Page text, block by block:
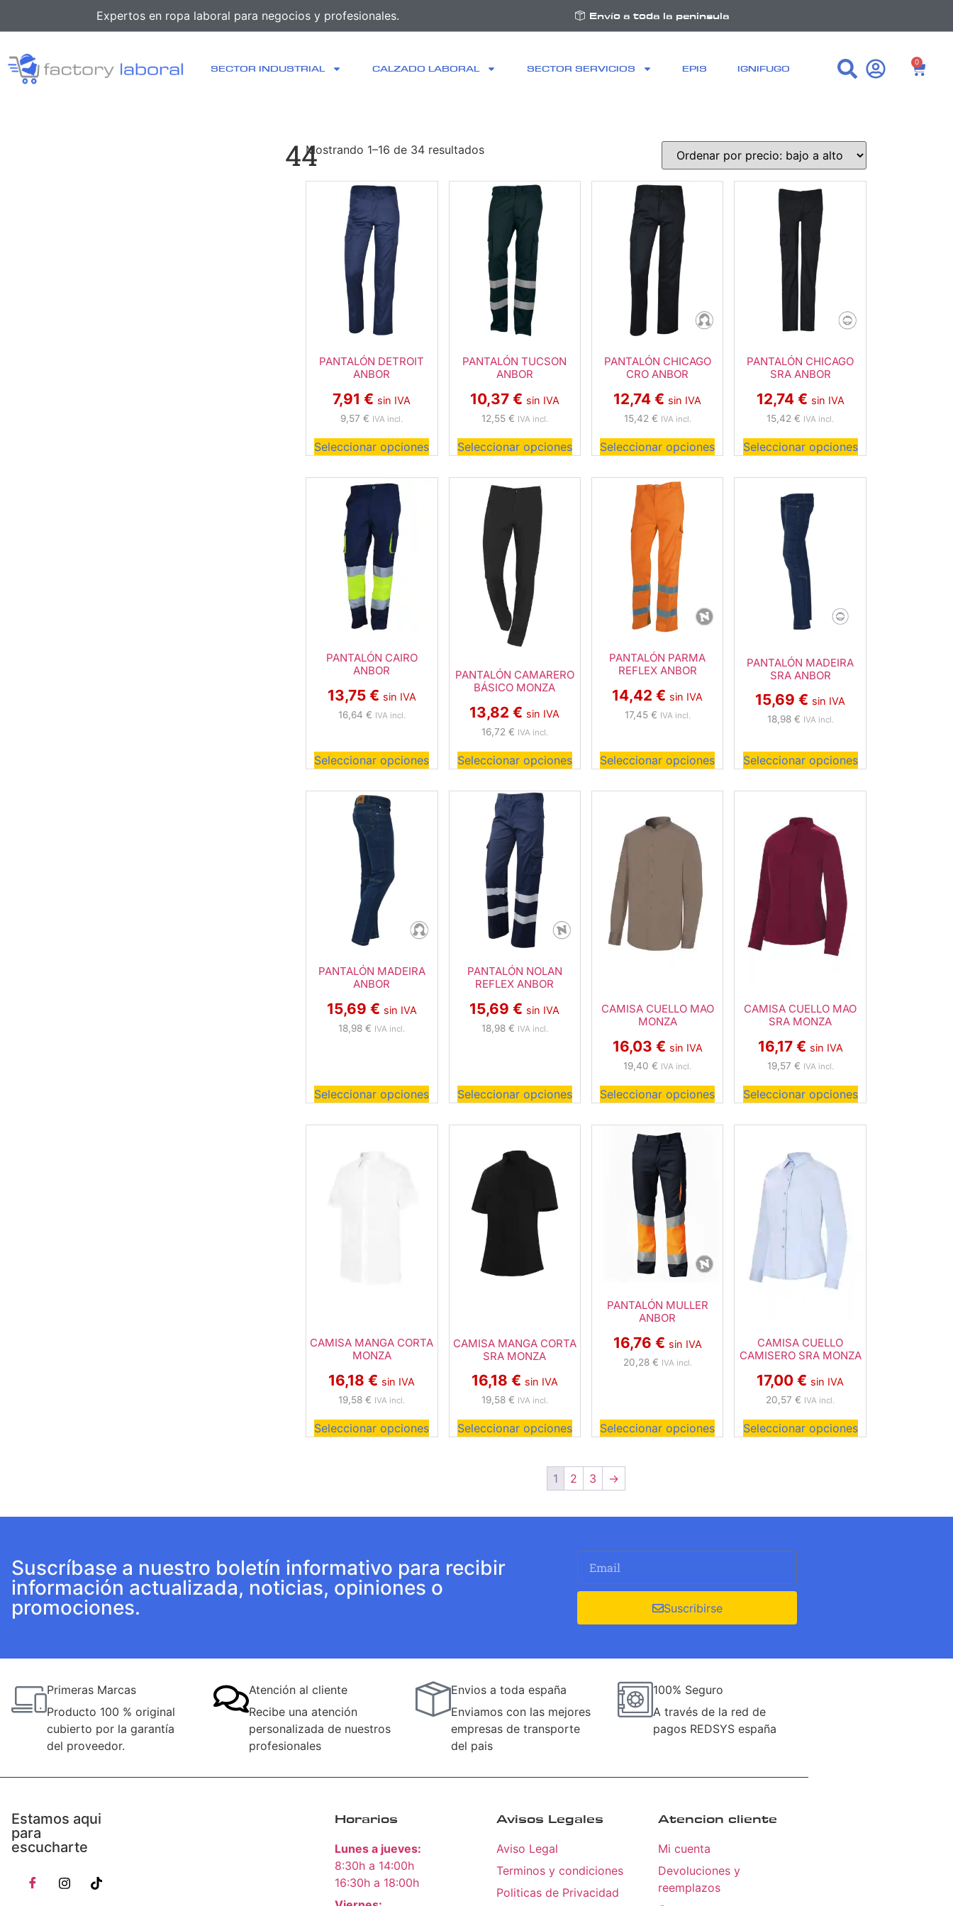
Expertos en ropa laboral para negocios y profesionales. Envío a toda la peninsula
SECTOR INDUSTRIAL CALZADO LABORAL SECTOR SERVICIOS EPIS IGNIFUGO
0
Mostrando 1–16 de 34 resultados
PANTALÓN DETROIT
ANBOR
7,91€ sin IVA
9,57€ IVA incl.
Seleccionar opciones
PANTALÓN TUCSON
ANBOR
10,37 € sin IVA
12,55 € IVA incl.
Seleccionar opciones
PANTALÓN CHICAGO
CRO ANBOR
12,74€ sin IVA
15,42 € IVA incl.
Seleccionar opciones
PANTALÓN CHICAGO
SRA ANBOR
12,74 € sin IVA
15,42€ IVA incl.
Seleccionar opciones
PANTALÓN CAIRO
ANBOR
13,75 € sin IVA
16,64 € IVA incl.
Seleccionar opciones
PANTALÓN CAMARERO
BÁSICO MONZA
13,82€ sin IVA
16,72 € IVA incl.
Seleccionar opciones
PANTALÓN PARMA
REFLEX ANBOR
14,42€ sin IVA
17,45 € IVA incl.
Seleccionar opciones
PANTALÓN MADEIRA
SRA ANBOR
15,69€ sin IVA
18,98 € IVA incl.
Seleccionar opciones
PANTALÓN MADEIRA
ANBOR
15,69 € sin IVA
18,98€ IVA incl.
Seleccionar opciones
PANTALÓN NOLAN
REFLEX ANBOR
15,69€ sin IVA
18,98 € IVA incl.
Seleccionar opciones
CAMISA CUELLO MAO
MONZA
16,03 € sin IVA
19,40€ IVA incl.
Seleccionar opciones
CAMISA CUELLO MAO
SRA MONZA
16,17 € sin IVA
19,57 € IVA incl.
Seleccionar opciones
CAMISA MANGA CORTA
MONZA
16,18€ sin IVA
19,58€ IVA incl.
Seleccionar opciones
CAMISA MANGA CORTA
SRA MONZA
16,18 € sin IVA
19,58 € IVA incl.
Seleccionar opciones
PANTALÓN MULLER
ANBOR
16,76 € sin IVA
20,28 € IVA incl.
Seleccionar opciones
CAMISA CUELLO
CAMISERO SRA MONZA
17,00€ sin IVA
20,57€ IVA incl.
Seleccionar opciones
1 2 3 →
44
Suscríbase a nuestro boletín informativo para recibir
información actualizada, noticias, opiniones o
promociones.
Suscribirse
Primeras Marcas
Producto 100 % original
cubierto por la garantía
del proveedor.
Atención al cliente
Recibe una atención
personalizada de nuestros
profesionales
Envios a toda españa
Enviamos con las mejores
empresas de transporte
del pais
100% Seguro
A través de la red de
pagos REDSYS españa
Estamos aqui
para
escucharte
Horarios
Lunes a jueves:
8:30h a 14:00h
16:30h a 18:00h
Avisos Legales
Aviso Legal
Terminos y condiciones
Politicas de Privacidad
Atencion cliente
Mi cuenta
Devoluciones y
reemplazos